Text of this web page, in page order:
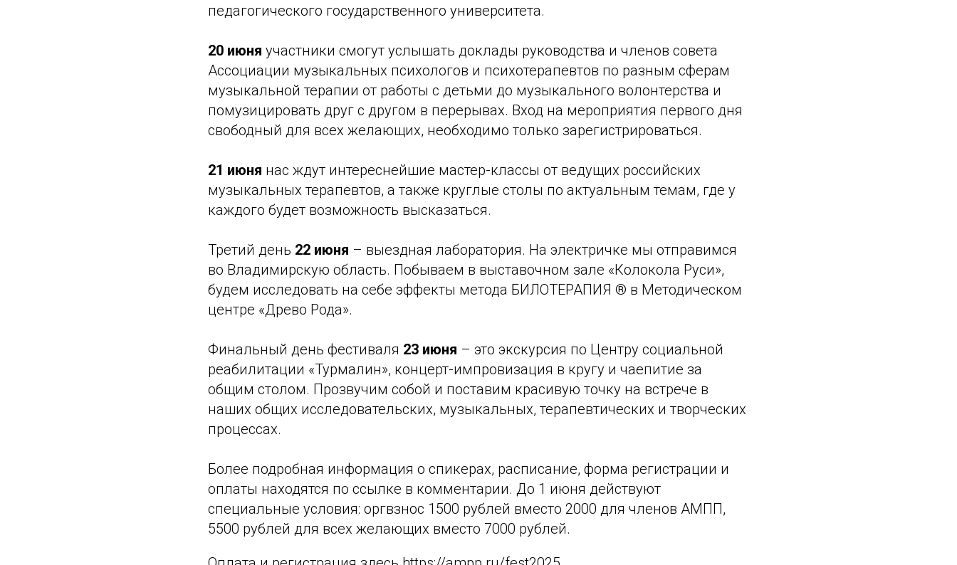
педагогического государственного университета.
20 июня участники смогут услышать доклады руководства и членов совета
Ассоциации музыкальных психологов и психотерапевтов по разным сферам
музыкальной терапии от работы с детьми до музыкального волонтерства и
помузицировать друг с другом в перерывах. Вход на мероприятия первого дня
свободный для всех желающих, необходимо только зарегистрироваться.
21 июня нас ждут интереснейшие мастер-классы от ведущих российских
музыкальных терапевтов, а также круглые столы по актуальным темам, где у
каждого будет возможность высказаться.
Третий день 22 июня – выездная лаборатория. На электричке мы отправимся
во Владимирскую область. Побываем в выставочном зале «Колокола Руси»,
будем исследовать на себе эффекты метода БИЛОТЕРАПИЯ ® в Методическом
центре «Древо Рода».
Финальный день фестиваля 23 июня – это экскурсия по Центру социальной
реабилитации «Турмалин», концерт-импровизация в кругу и чаепитие за
общим столом. Прозвучим собой и поставим красивую точку на встрече в
наших общих исследовательских, музыкальных, терапевтических и творческих
процессах.
Более подробная информация о спикерах, расписание, форма регистрации и
оплаты находятся по ссылке в комментарии. До 1 июня действуют
специальные условия: оргвзнос 1500 рублей вместо 2000 для членов АМПП,
5500 рублей для всех желающих вместо 7000 рублей.